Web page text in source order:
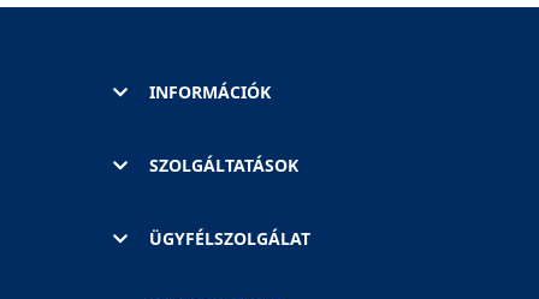
INFORMÁCIÓK
SZOLGÁLTATÁSOK
ÜGYFÉLSZOLGÁLAT